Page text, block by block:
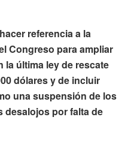
referencia a la
Congreso para ampliar
la última ley de rescate
dólares y de incluir
una suspensión de los
desalojos por falta de